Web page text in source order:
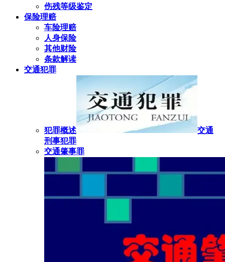
伤残等级鉴定
保险理赔
车险理赔
人身保险
其他财险
条款解读
交通犯罪
犯罪概述
交通
刑事犯罪
交通肇事罪